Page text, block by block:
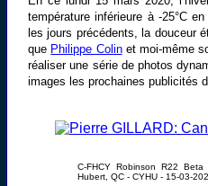
température inférieure à -25°C
les jours précédents, la douceur
que Philippe Colinet moi-même
réaliser une série de photos
images les prochaines publicités
C-FHCY Robinson R22
Hubert, QC - CYHU - 15-03-